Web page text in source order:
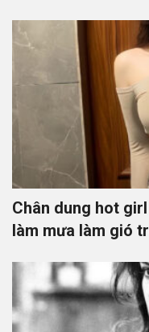
Chân dung hot
làm mưa làm gió